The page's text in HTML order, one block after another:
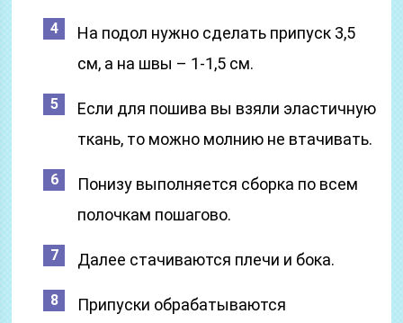
На подол нужно сделать припуск 3,5
см, а на швы – 1-1,5 см.
Если для пошива вы взяли эластичную
ткань, то можно молнию не втачивать.
Понизу выполняется сборка по всем
полочкам пошагово.
Далее стачиваются плечи и бока.
Припуски обрабатываются